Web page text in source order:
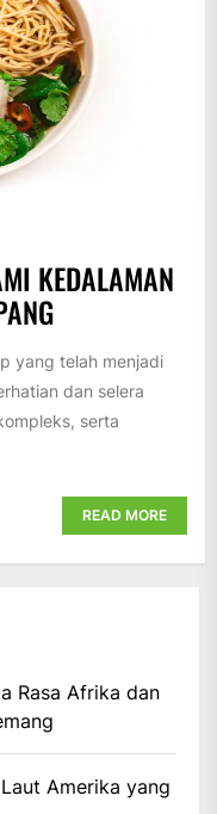
KEDALAMAN
yang telah menjadi
dan selera
serta
READ MORE
Rasa Afrika dan
Amerika yang